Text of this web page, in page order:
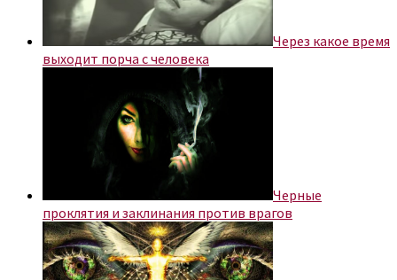
Через какое время
выходит порча с человека
Черные
проклятия и заклинания против врагов